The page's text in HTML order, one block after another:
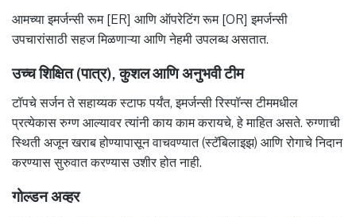
आमच्या इमर्जन्सी रूम [ER] आणि ऑपरेटिंग रूम [OR] इमर्जन्सी
उपचारांसाठी सहज मिळणाऱ्या आणि नेहमी उपलब्ध असतात.
उच्च शिक्षित (पात्र), कुशल आणि अनुभवी टीम
टॉपचे सर्जन ते सहाय्यक स्टाफ पर्यंत, इमर्जन्सी रिस्पॉन्स टीममधील
प्रत्येकास रुग्ण आल्यावर त्यांनी काय काम करायचे, हे माहित असते. रुग्णाची
स्थिती अजून खराब होण्यापासून वाचवण्यात (स्टॅबिलाइझ) आणि रोगाचे निदान
करण्यास सुरुवात करण्यास उशीर होत नाही.
गोल्डन अव्हर